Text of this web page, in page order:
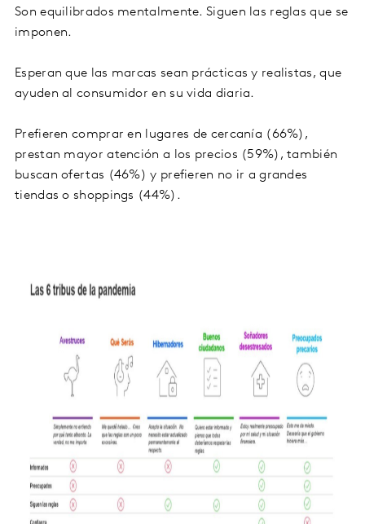
Son equilibrados mentalmente. Siguen las reglas que se
imponen.
Esperan que las marcas sean prácticas y realistas, que
ayuden al consumidor en su vida diaria.
Prefieren comprar en lugares de cercanía (66%),
prestan mayor atención a los precios (59%), también
buscan ofertas (46%) y prefieren no ir a grandes
tiendas o shoppings (44%).